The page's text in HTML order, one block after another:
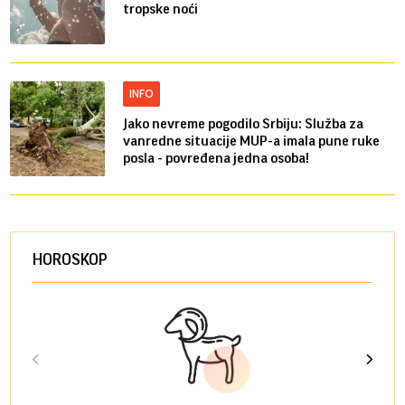
tropske noći
INFO
Jako nevreme pogodilo Srbiju: Služba za
vanredne situacije MUP-a imala pune ruke
posla - povređena jedna osoba!
HOROSKOP